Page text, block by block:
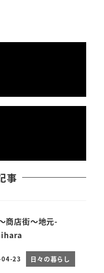
事
商店街～地元-
23 日々の暮らし